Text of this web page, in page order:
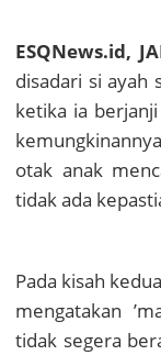
ESQNews.id,
disadari si ayah
ketika ia
otak anak
tidak ada
Pada kisah
mengatakan
tidak segera